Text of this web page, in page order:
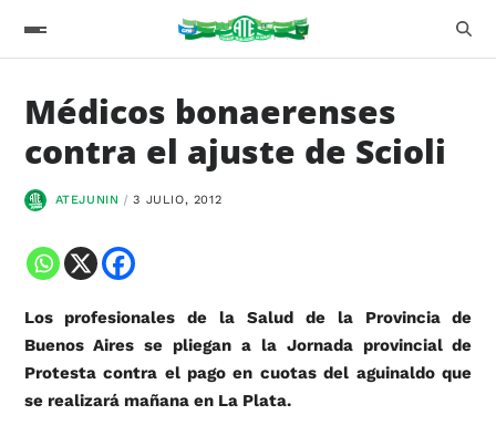
Médicos bonaerenses
contra el ajuste de Scioli
ATEJUNIN 3 JULIO, 2012
Los profesionales de la Salud de la Provincia de
Buenos Aires se pliegan a la Jornada provincial de
Protesta contra el pago en cuotas del aguinaldo que
se realizará mañana en La Plata.